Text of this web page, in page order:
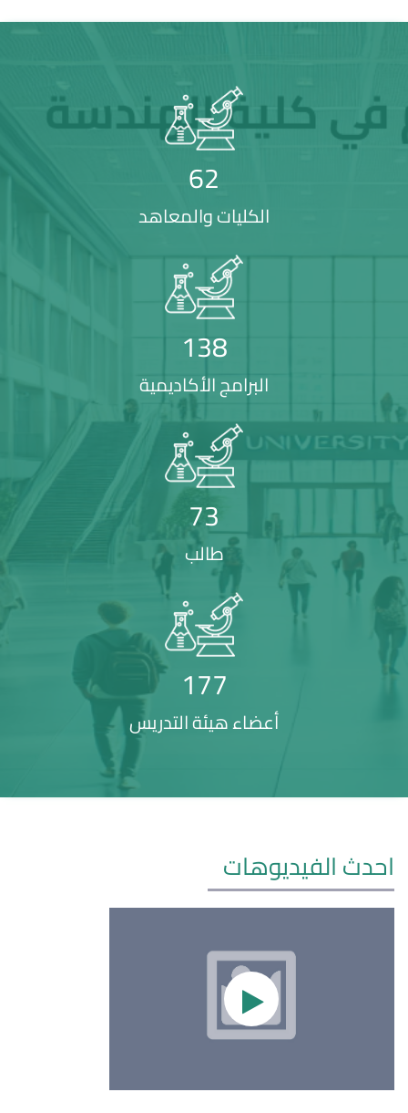
62
الكليات والمعاهد
138
البرامج الأكاديمية
73
طالب
177
أعضاء هيئة التدريس
احدث الفيديوهات